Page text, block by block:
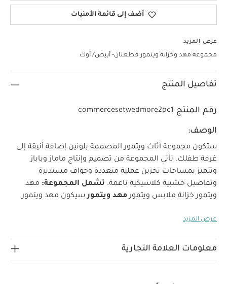
أضف إلى قائمة الأمنيات
عرض المزيد
مجموعة مهد وخزانة ويتمور قطعتان- أبيض/ أوك
تفاصيل المنتج
رقم المنتج commercesetwedmore2pc1
الوصف:
ستكون مجموعة أثاث ويتمور المصممة بلونين إضافة أنيقة إلى
غرفة طفلك. تأتي المجموعة من تصميم وإنتاج ماماز وباباز
وتتميز بمساحات تخزين عملية متعددة وحواف مستديرة
وتفاصيل خشبية كلاسيكية ناعمة. تشمل المجموعة: مهد
ويتمور خزانة ملابس ويتمور مهد ويتمور سيكون مهد ويتمور
بفضل تصميمه القابل للتحويل إلى سرير أطفال بسن المشي،
الحفاظ على سلامة الطفل أثناء النمو وراحته في أوقات النوم.
عرض المزيد
معلومات العلامة التجارية